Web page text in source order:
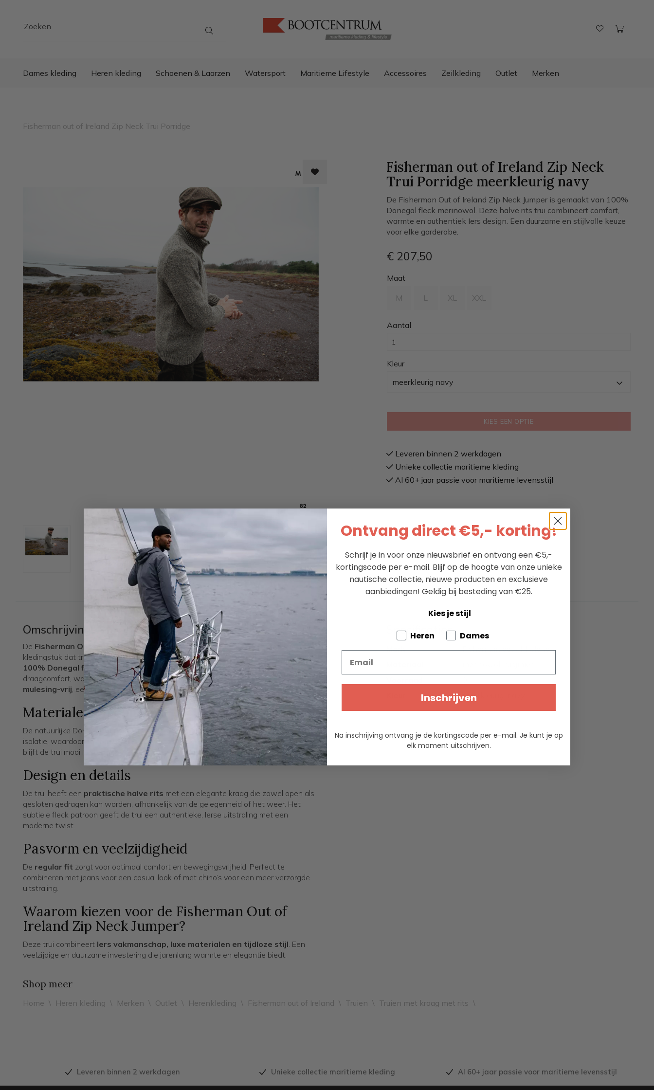
Zoeken
Dames kleding Heren kleding Schoenen & Laarzen Watersport Maritieme Lifestyle Accessoires Zeilkleding Outlet Merken
Fisherman out of Ireland Zip Neck Trui Porridge
Fisherman out of Ireland Zip Neck
Trui Porridge meerkleurig navy
De Fisherman Out of Ireland Zip Neck Jumper is gemaakt van 100%
Donegal fleck merinowol. Deze halve rits trui combineert comfort,
warmte en authentiek Iers design. Een duurzame en stijlvolle keuze
voor elke garderobe.
€ 207,50
Maat
M L XL XXL
Aantal
Kleur
meerkleurig navy
KIES EEN OPTIE
Leveren binnen 2 werkdagen
Unieke collectie maritieme kleding
Al 60+ jaar passie voor maritieme levensstijl
Omschrijving
De Fisherman Out of Ireland Zip Neck Jumperis een stijlvol en functioneel
kledingstuk dat traditie en modern design samenbrengt. Deze trui is gemaakt van
100% Donegal fleck merinowol, een luxe wol die bekendstaat om haar zachte
draagcomfort, warmte en karakteristieke gespikkelde textuur. Bovendien is de wol
mulesing-vrij , een diervriendelijke keuze die bijdraagt aan duurzame mode.
Materialen en comfort
De natuurlijke Donegal merinowol voelt zacht aan, is ademend en biedt uitstekende
isolatie, waardoor de trui ideaal is voor frisse dagen. Dankzij de natuurlijke elasticiteit
blijft de trui mooi in vorm, ook bij veelvuldig dragen.
Design en details
De trui heeft een praktische halve rits met een elegante kraag die zowel open als
gesloten gedragen kan worden, afhankelijk van de gelegenheid of het weer. Het
subtiele fleck patroon geeft de trui een authentieke, Ierse uitstraling met een
moderne twist.
Pasvorm en veelzijdigheid
De regular fit zorgt voor optimaal comfort en bewegingsvrijheid. Perfect te
combineren met jeans voor een casual look of met chino’s voor een meer verzorgde
uitstraling.
Waarom kiezen voor de Fisherman Out of
Ireland Zip Neck Jumper?
Deze trui combineert Iers vakmanschap, luxe materialen en tijdloze stijl . Een
veelzijdige en duurzame investering die jarenlang warmte en elegantie biedt.
Specificaties
Merk
Fisherman out of Ireland
meerkleurig, navy
Shop meer
Home \ Heren kleding \ Merken \ Outlet \ Herenkleding \ Fisherman out of Ireland \ Truien \ Truien met kraag met rits \
Leveren binnen 2 werkdagen Unieke collectie maritieme kleding Al 60+ jaar passie voor maritieme levensstijl
Ontvang direct €5,- korting!
Schrijf je in voor onze nieuwsbrief en ontvang een €5,-
kortingscode per e-mail. Blijf op de hoogte van onze unieke
nautische collectie, nieuwe producten en exclusieve
aanbiedingen! Geldig bij besteding van €25.
Kies je stijl
Tell us about your pets
Heren
Dames
Inschrijven
Na inschrijving ontvang je de kortingscode per e-mail. Je kunt je op
elk moment uitschrijven.